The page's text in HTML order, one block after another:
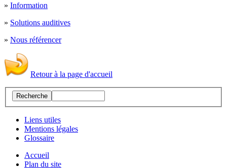
» Information
» Solutions auditives
» Nous référencer
Retour à la page d'accueil
Liens utiles
Mentions légales
Glossaire
Accueil
Plan du site